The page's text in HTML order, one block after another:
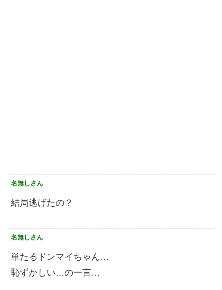
名無しさん
結局逃げたの？
名無しさん
単たるドンマイちゃん…
恥ずかしい…の一言…